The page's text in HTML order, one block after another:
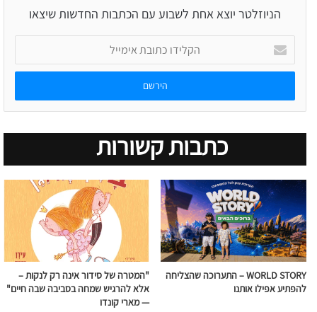
הניוזלטר יוצא אחת לשבוע עם הכתבות החדשות שיצאו
הקלידו
כתובת
אימייל
כתבות קשורות
WORLD STORY – התערוכה שהצליחה
להפתיע אפילו אותנו
"המטרה של סידור אינה רק לנקות –
אלא להרגיש שמחה בסביבה שבה חיים"
— מארי קונדו